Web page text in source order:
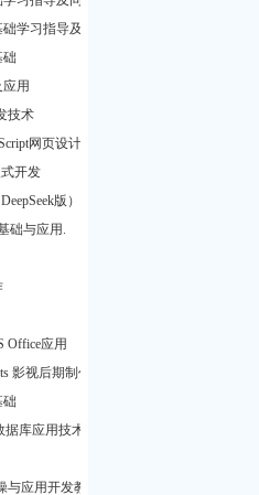
学习指导及同步练习题
础
用
技术
网页设计
开发
版）
础与应用.
Office应用
影视后期制作
础
库应用技术
应用开发教程